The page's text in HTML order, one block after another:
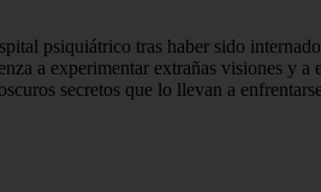
psiquiátrico tras haber sido
a experimentar extrañas visiones y a
secretos que lo llevan a